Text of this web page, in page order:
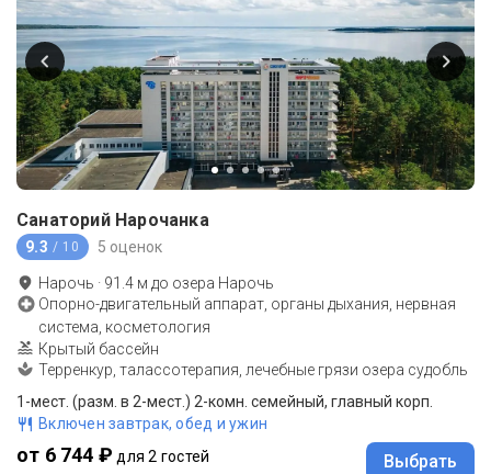
Санаторий Нарочанка
9.3 / 10 5 оценок
Нарочь · 91.4 м до озера Нарочь
Опорно-двигательный аппарат, органы дыхания, нервная
система, косметология
Крытый бассейн
Терренкур, талассотерапия, лечебные грязи озера судобль
1-мест. (разм. в 2-мест.) 2-комн. семейный, главный корп.
Включен завтрак, обед и ужин
от 6 744 ₽ для 2 гостей Выбрать